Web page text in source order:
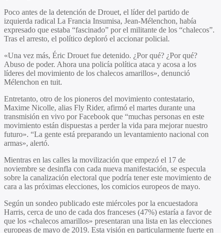
Poco antes de la detención de Drouet, el líder del partido de
izquierda radical La Francia Insumisa, Jean-Mélenchon, había
expresado que estaba “fascinado” por el militante de los “chalecos”.
Tras el arresto, el político deploró el accionar policial.
«Una vez más, Éric Drouet fue detenido. ¿Por qué? ¿Por qué?
Abuso de poder. Ahora una policía política ataca y acosa a los
líderes del movimiento de los chalecos amarillos», denunció
Mélenchon en tuit.
Entretanto, otro de los pioneros del movimiento contestatario,
Maxime Nicolle, alias Fly Rider, afirmó el martes durante una
transmisión en vivo por Facebook que “muchas personas en este
movimiento están dispuestas a perder la vida para mejorar nuestro
futuro». “La gente está preparando un levantamiento nacional con
armas», alertó.
Mientras en las calles la movilización que empezó el 17 de
noviembre se desinfla con cada nueva manifestación, se especula
sobre la canalización electoral que podría tener este movimiento de
cara a las próximas elecciones, los comicios europeos de mayo.
Según un sondeo publicado este miércoles por la encuestadora
Harris, cerca de uno de cada dos franceses (47%) estaría a favor de
que los «chalecos amarillos» presentaran una lista en las elecciones
europeas de mayo de 2019. Esta visión en particularmente fuerte en